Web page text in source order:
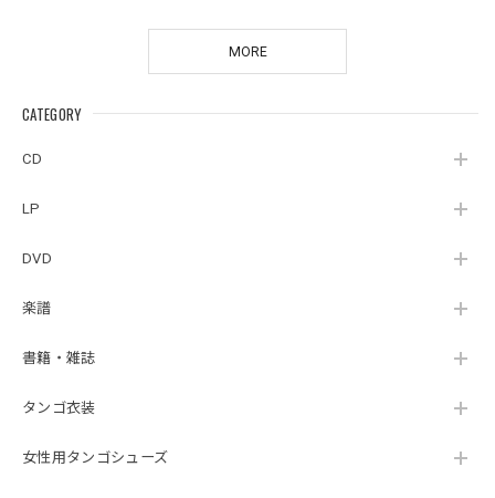
CATEGORY
CD
LP
DVD
楽譜
書籍・雑誌
タンゴ衣装
女性用タンゴシューズ
MORE